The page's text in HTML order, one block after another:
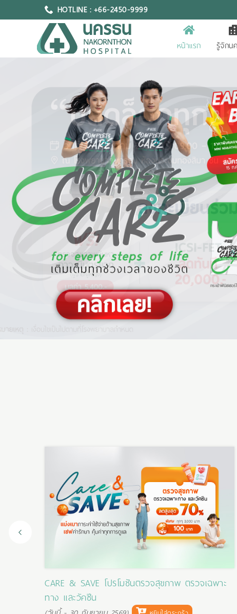
HOTLINE : +66-2450-9999
หน้าแรก รู้จักน
CARE & SAVE โปรโมชันตรวจสุขภาพ ตรวจเฉพาะ
ทาง และวัคซีน